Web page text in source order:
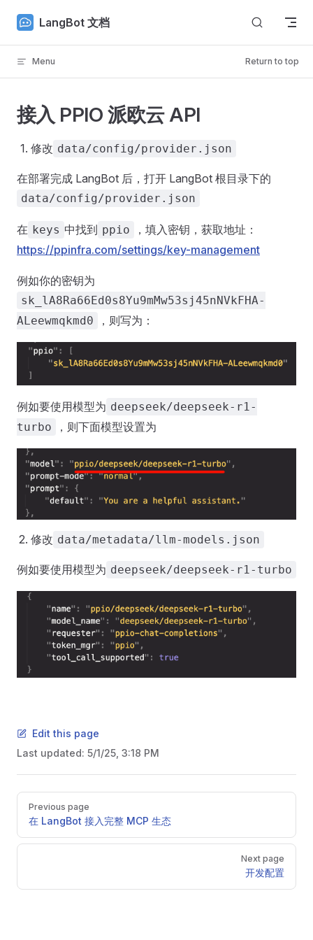
Skip to content
LangBot 文档
Menu Return to top
接入 PPIO 派欧云 API
修改 data/config/provider.json
在部署完成 LangBot 后，打开 LangBot 根目录下的
data/config/provider.json
在 keys 中找到 ppio
，填入密钥，获取地址：
https://ppinfra.com/settings/key-management
例如你的密钥为
sk_lA8Ra66Ed0s8Yu9mMw53sj45nNVkFHA-
ALeewmqkmd0
，则写为：
例如要使用模型为 deepseek/deepseek-r1-
turbo
，则下面模型设置为
修改 data/metadata/llm-models.json
例如要使用模型为 deepseek/deepseek-r1-turbo
Edit this page
Last updated: 5/1/25, 3:18 PM
PagerPrevious page
在 LangBot 接入完整 MCP 生态
Next page
开发配置